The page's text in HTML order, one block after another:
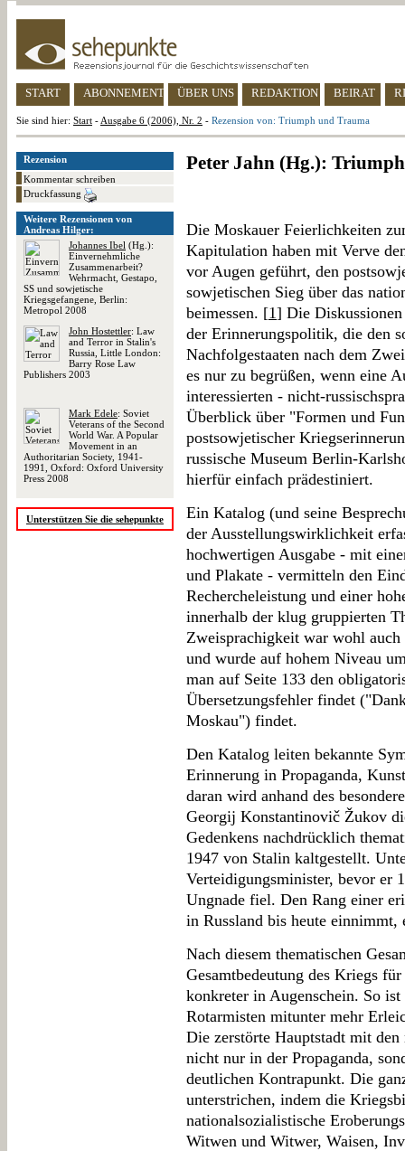
START ABONNEMENT ÜBER UNS REDAKTION BEIRAT
Sie sind hier: Start - Ausgabe 6 (2006), Nr. 2 - Rezension von: Triumph und Trauma
Rezension
Kommentar schreiben
Druckfassung
Weitere Rezensionen von
Andreas Hilger:
Johannes Ibel (Hg.):
Einvernehmliche
Zusammenarbeit?
Wehrmacht, Gestapo,
SS und sowjetische
Kriegsgefangene, Berlin:
Metropol 2008
John Hostettler: Law
and Terror in Stalin's
Russia, Little London:
Barry Rose Law
Publishers 2003
Mark Edele: Soviet
Veterans of the Second
World War. A Popular
Movement in an
Authoritarian Society, 1941-
1991, Oxford: Oxford University
Press 2008
Unterstützen Sie die sehepunkte
Peter Jahn (Hg.):
Die Moskauer Feierlichkeiten
Kapitulation haben mit Verve
vor Augen geführt, den
sowjetischen Sieg über das
beimessen. [1] Die
der Erinnerungspolitik, die den
Nachfolgestaaten nach dem
es nur zu begrüßen, wenn eine
interessierten - nicht-
Überblick über "Formen und
postsowjetischer
russische Museum Berlin-
hierfür einfach prädestiniert.
Ein Katalog (und seine
der Ausstellungswirklichkeit
hochwertigen Ausgabe - mit
und Plakate - vermitteln den
Rechercheleistung und einer
innerhalb der klug gruppierten
Zweisprachigkeit war wohl
und wurde auf hohem Niveau
man auf Seite 133 den
Übersetzungsfehler findet
Moskau") findet.
Den Katalog leiten bekannte
Erinnerung in Propaganda,
daran wird anhand des
Georgij Konstantinovič Žukov
Gedenkens nachdrücklich
1947 von Stalin kaltgestellt.
Verteidigungsminister, bevor er
Ungnade fiel. Den Rang einer
in Russland bis heute einnimmt,
Nach diesem thematischen
Gesamtbedeutung des Kriegs
konkreter in Augenschein. So
Rotarmisten mitunter mehr
Die zerstörte Hauptstadt mit den
nicht nur in der Propaganda,
deutlichen Kontrapunkt. Die
unterstrichen, indem die
nationalsozialistische
Witwen und Witwer, Waisen,